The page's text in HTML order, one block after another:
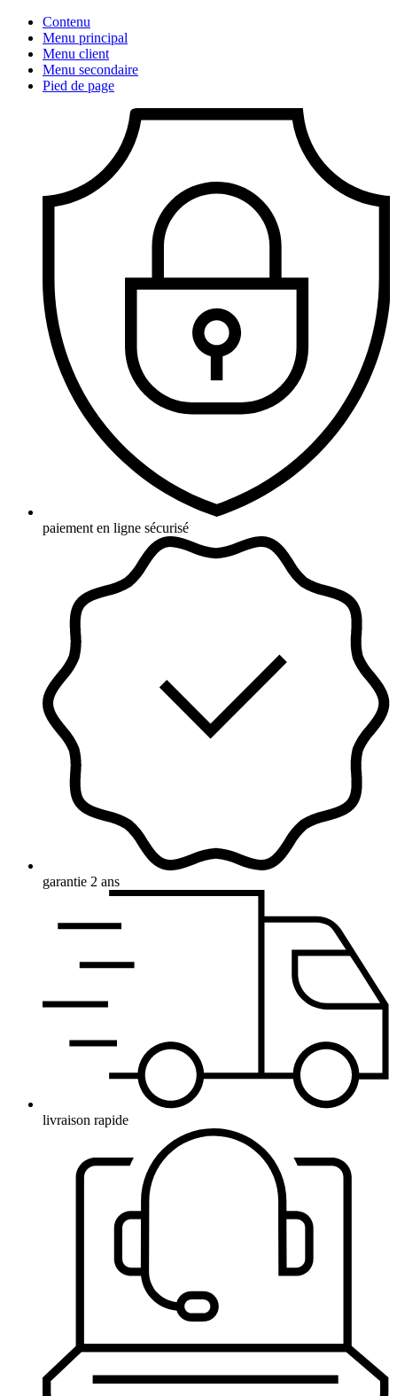
Contenu
Menu principal
Menu client
Menu secondaire
Pied de page
paiement en ligne sécurisé
garantie 2 ans
livraison rapide